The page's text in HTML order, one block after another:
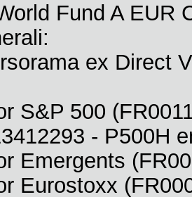
Fund A EUR
ex Direct
S&P 500
- P500H
Emergents
Eurostoxx